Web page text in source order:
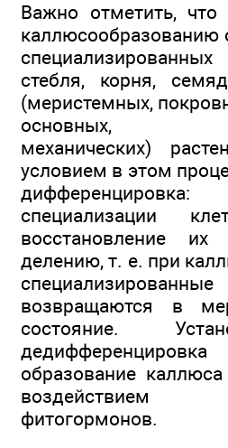
Важно отметить, что
каллюсообразованию
стебля, корня,
(меристемных,
основных,
механических)
условием в этом
специализации
восстановление
делению, т. е. при
возвращаются в
состояние.
образование
воздействием
фитогормонов.